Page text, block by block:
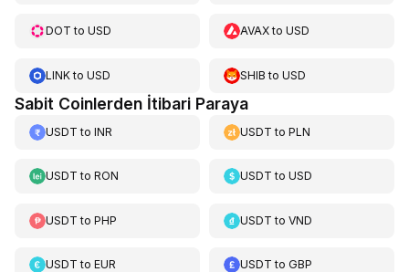
DOT to USD AVAXtoUSD
LINKto USD SHIB toUSD
Sabit Coinlerden İtibari Paraya
USDT to INR USDT toPLN
USDT to RON USDT toUSD
USDT to PHP USDT toVND
USDT to EUR USDT toGBP